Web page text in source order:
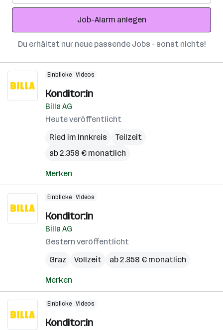
Adresse
Job-Alarm anlegen
Du erhältst nur neue passende Jobs – sonst nichts!
Einblicke Videos
Konditor:in
Billa AG
Heute veröffentlicht
Ried im Innkreis
Teilzeit
ab 2.358 € monatlich
Merken
Einblicke Videos
Konditor:in
Billa AG
Gestern veröffentlicht
Graz
Vollzeit ab 2.358 € monatlich
Merken
Einblicke Videos
Konditor:in